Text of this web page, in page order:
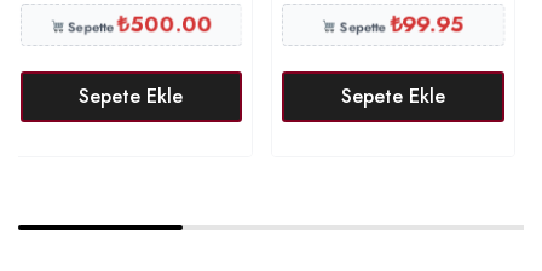
Sepette₺500.00
Sepete Ekle
Sepette₺99.95
Sepete Ekle